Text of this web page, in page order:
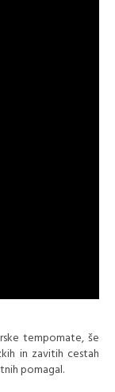
tempomate, še
in zavitih cestah
pomagal.